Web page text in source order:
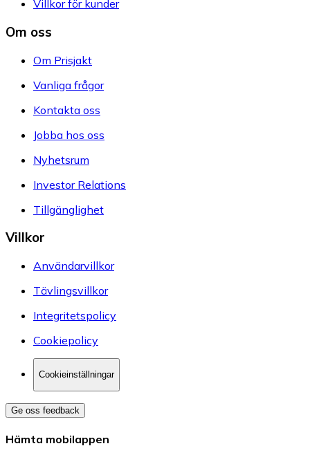
Villkor för kunder
Om oss
Om Prisjakt
Vanliga frågor
Kontakta oss
Jobba hos oss
Nyhetsrum
Investor Relations
Tillgänglighet
Villkor
Användarvillkor
Tävlingsvillkor
Integritetspolicy
Cookiepolicy
Cookieinställningar
Ge oss feedback
Hämta mobilappen